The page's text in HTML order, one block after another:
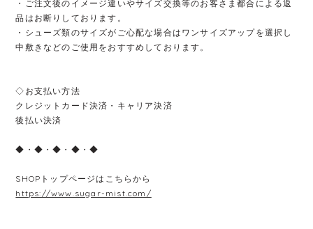
・ご注文後のイメージ違いやサイズ交換等のお客さま都合による返
品はお断りしております。
・シューズ類のサイズがご心配な場合はワンサイズアップを選択し
中敷きなどのご使用をおすすめしております。
◇お支払い方法
クレジットカード決済・キャリア決済
後払い決済
◆・◆・◆・◆・◆
SHOPトップページはこちらから
https://www.sugar-mist.com/